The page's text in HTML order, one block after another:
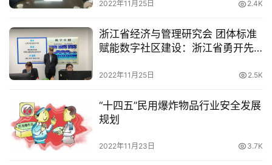
产
业
政
策
国
家
十
2022年11月25日 2.4K
浙江省经济与管理研究会 团体标准
赋能数字社区建设：浙江省勇开先
2022年11月25日 2.5K
“十四五”民用爆炸物品行业安全发展
规划
2022年11月23日 3.7K